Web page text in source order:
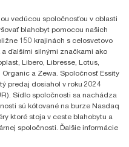
vedúcou spoločnosťou v oblasti
blahobyt pomocou našich
150 krajinách s celosvetovo
ďalšími silnými značkami ako
Libero, Libresse, Lotus,
a Zewa. Spoločnosť Essity
predaj dosiahol v roku 2024
Sídlo spoločnosti sa nachádza
sú kótované na burze Nasdaq
ktoré stoja v ceste blahobytu a
spoločnosti. Ďalšie informácie